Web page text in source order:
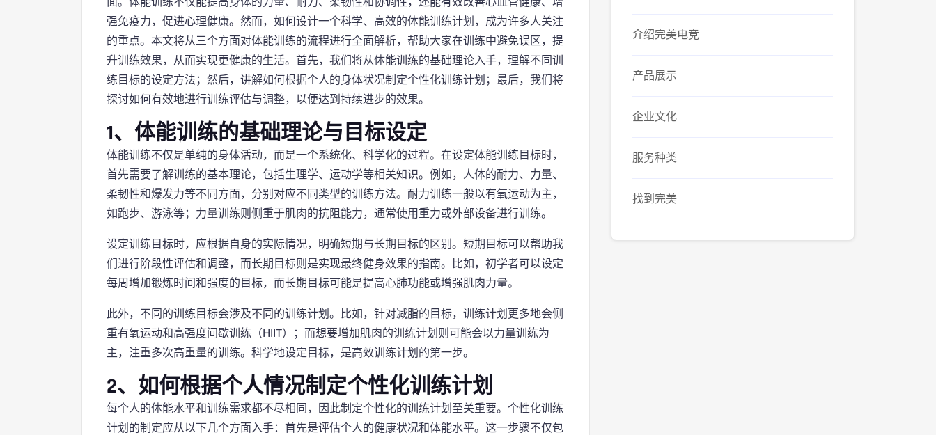
强免疫力，促进心理健康。然而，如何设计一个科学、高效的体能训练计划，成为许多人关注
的重点。本文将从三个方面对体能训练的流程进行全面解析，帮助大家在训练中避免误区，提
升训练效果，从而实现更健康的生活。首先，我们将从体能训练的基础理论入手，理解不同训
练目标的设定方法；然后，讲解如何根据个人的身体状况制定个性化训练计划；最后，我们将
探讨如何有效地进行训练评估与调整，以便达到持续进步的效果。
1、体能训练的基础理论与目标设定
体能训练不仅是单纯的身体活动，而是一个系统化、科学化的过程。在设定体能训练目标时，
首先需要了解训练的基本理论，包括生理学、运动学等相关知识。例如，人体的耐力、力量、
柔韧性和爆发力等不同方面，分别对应不同类型的训练方法。耐力训练一般以有氧运动为主，
如跑步、游泳等；力量训练则侧重于肌肉的抗阻能力，通常使用重力或外部设备进行训练。
设定训练目标时，应根据自身的实际情况，明确短期与长期目标的区别。短期目标可以帮助我
们进行阶段性评估和调整，而长期目标则是实现最终健身效果的指南。比如，初学者可以设定
每周增加锻炼时间和强度的目标，而长期目标可能是提高心肺功能或增强肌肉力量。
此外，不同的训练目标会涉及不同的训练计划。比如，针对减脂的目标，训练计划更多地会侧
重有氧运动和高强度间歇训练（HIIT）；而想要增加肌肉的训练计划则可能会以力量训练为
主，注重多次高重量的训练。科学地设定目标，是高效训练计划的第一步。
2、如何根据个人情况制定个性化训练计划
每个人的体能水平和训练需求都不尽相同，因此制定个性化的训练计划至关重要。个性化训练
计划的制定应从以下几个方面入手：首先是评估个人的健康状况和体能水平。这一步骤不仅包
介绍完美电竞
产品展示
企业文化
服务种类
找到完美